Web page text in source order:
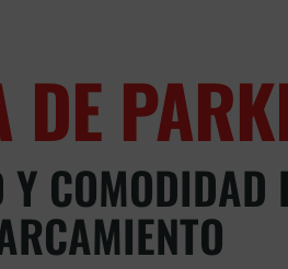
DE
COMODIDAD